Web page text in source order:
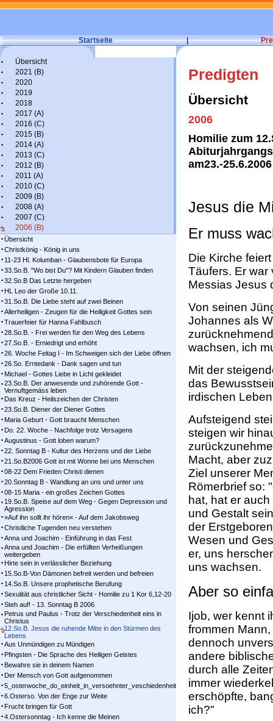
Startseite |
Übersicht
2021 (B)
2020
2019
2018
2017 (A)
2016 (C)
2015 (B)
2014 (A)
2013 (C)
2012 (B)
2011 (A)
2010 (C)
2009 (B)
2008 (A)
2007 (C)
2006 (B)
Übersicht
Christkönig - König in uns
11-23 Hl. Kolumban - Glaubensbote für Europa
33.So.B. "Wo bist Du"? Mit Kindern Glauben finden
32.So.B Das Letzte hergeben
HL Leo der Große 10.11.
31.So.B. Die Liebe steht auf zwei Beinen
Allerheiligen - Zeugen für die Heiligkeit Gottes sein
Trauerfeier für Hanna Fahlbusch
28.So.B. - Frei werden für den Weg des Lebens
27.So.B. - Erniedrigt und erhöht
26. Woche Feitag I - Im Schweigen sich der Liebe öffnen
26.So. Erntedank - Dank sagen und tun
Michael - Gottes Liebe in Licht gekleidet
23.So.B. Der anwesende und zuhörende Gott -
Vernuftgemäss leben
Das Kreuz - Heilszeichen der Christen
23.So.B. Diener der Diener Gottes
Maria Geburt - Gott braucht Menschen
Do. 22. Woche - Nachfolge trotz Versagens
Augustinus - Gott loben warum?
22. Sonntag B - Kultur des Herzens und der Liebe
21.So.B2006 Gott ist mit Wonne bei uns Menschen
08-22 Dem Frieden Christi dienen
20.Sonntag B - Wandlung an uns und unter uns
08-15 Maria - ein großes Zeichen Gottes
19.So.B. Speise auf dem Weg - Gegen Depression und
Agression
»Auf ihn sollt ihr hören« - Auf dem Jakobsweg
Christliche Tugenden neu verstehen
Anna und Joachim - Einführung in das Fest
Anna und Joachim - Die erfüllten Verheißungen
weitergeben
Hirte sein in verlässlicher Beziehung
15.So.B-Von Dämonen befreit werden und befreien
14.So.B. Unsere prophetische Berufung
Sexulität aus christlicher Sicht - Homilie zu 1 Kor 6,12-20
Steh auf! - 13. Sonntag B 2006
Petrus und Paulus - Trotz der Verschiedenheit eins in
Christus
12.So.B. Jesus die ruhende Mitte in den Stürmen des
Lebens
Aus Unmündigen zu Mündigen
Pfingsten - Die Sprache des Heiligen Geistes
Bewahre sie in deinem Namen
Der Mensch von Gott aufgenommen
5_osterwoche_do_einheit_in_versoehnter_veschiedenheit
6.Osterso. Von der Enge zur Weite
Frucht bringen für Gott
4.Ostersonntag - Ich kenne die Meinen
Predigten
Übersicht
2006
Homilie zum
am23.-
Jesus die
Er muss
Die Kirche
Täufers. Er war
Messias Jesus
Von seinen
Johannes als
wachsen, ich
Mit der
das
irdischen
Aufsteigend
steigen wir
Macht, aber
Ziel unserer
Römerbrief so:
hat, hat er
und Gestalt
der
Wesen und
er, uns
uns wachsen.
Aber so
Ijob, wer kennt
frommen
dennoch
andere
durch alle
immer
erschöpfte,
ich?"